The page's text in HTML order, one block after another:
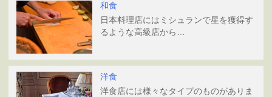
和食
日本料理店にはミシュランで星を獲得す
るような高級店から…
洋食
洋食店には様々なタイプのものがありま